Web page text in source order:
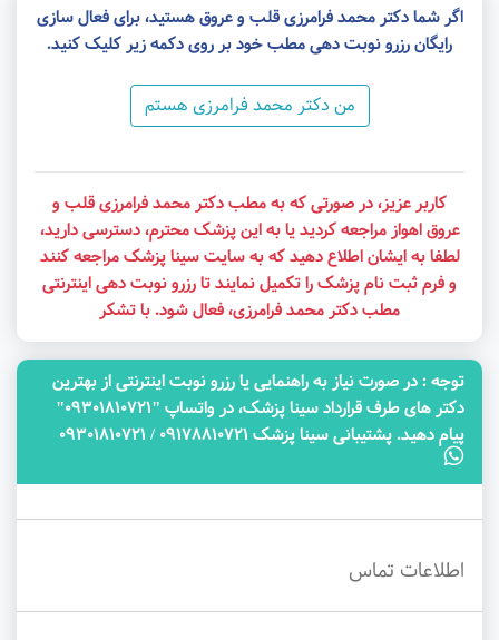
اگر شما دکتر محمد فرامرزی قلب و عروق هستید، برای فعال سازی
رایگان رزرو نوبت دهی مطب خود بر روی دکمه زیر کلیک کنید.
من دکتر محمد فرامرزی هستم
کاربر عزیز، در صورتی که به مطب دکتر محمد فرامرزی قلب و
عروق اهواز مراجعه کردید یا به این پزشک محترم، دسترسی دارید،
لطفا به ایشان اطلاع دهید که به سایت سینا پزشک مراجعه کنند
و فرم ثبت نام پزشک را تکمیل نمایند تا رزرو نوبت دهی اینترنتی
مطب دکتر محمد فرامرزی، فعال شود. با تشکر
توجه‌ : در صورت نیاز به راهنمایی یا رزرو نوبت اینترنتی از بهترین
دکتر های طرف قرارداد سینا پزشک، در واتساپ "09301810721"
پیام دهید. پشتیبانی سینا پزشک 09178810721 / 09301810721
اطلاعات تماس